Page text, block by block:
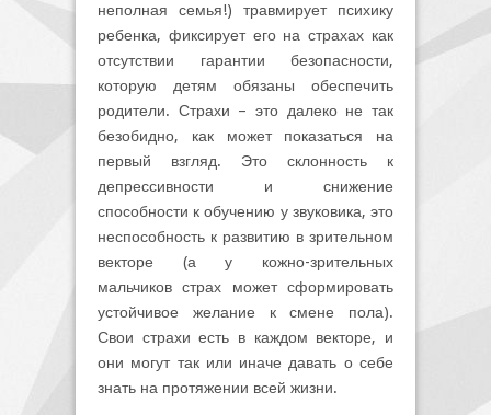
неполная семья!) травмирует психику
ребенка, фиксирует его на страхах как
отсутствии гарантии безопасности,
которую детям обязаны обеспечить
родители. Страхи – это далеко не так
безобидно, как может показаться на
первый взгляд. Это склонность к
депрессивности и снижение
способности к обучению у звуковика, это
неспособность к развитию в зрительном
векторе (а у кожно-зрительных
мальчиков страх может сформировать
устойчивое желание к смене пола).
Свои страхи есть в каждом векторе, и
они могут так или иначе давать о себе
знать на протяжении всей жизни.